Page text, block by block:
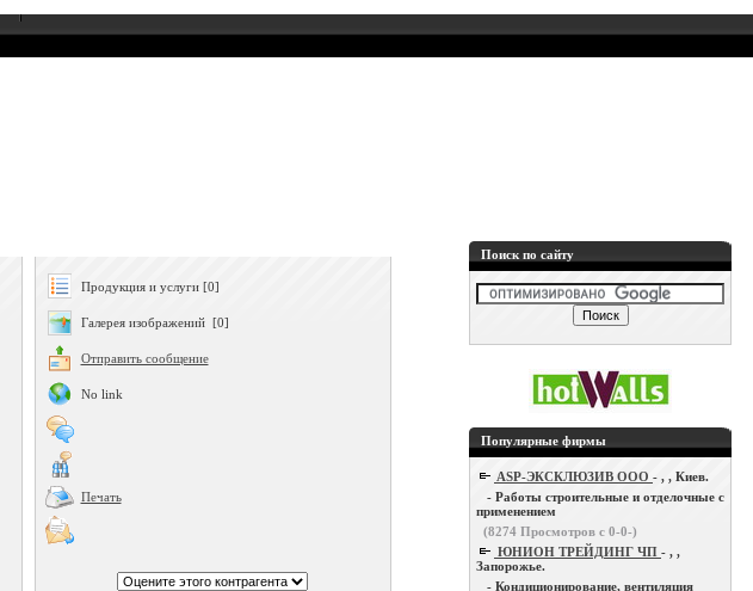
Продукция и услуги [0]
Галерея изображений [0]
Отправить сообщение
No link
Печать
Поиск по сайту
Популярные фирмы
ASP-ЭКСКЛЮЗИВ ООО - , , Киев.
- Работы строительные и отделочные с
применением
(8274 Просмотров с 0-0-)
ЮНИОН ТРЕЙДИНГ ЧП - , ,
Запорожье.
- Кондиционирование, вентиляция